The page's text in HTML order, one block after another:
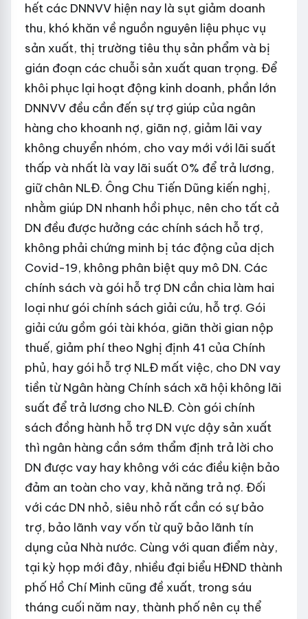
hết các DNNVV hiện nay là sụt giảm doanh
thu, khó khăn về nguồn nguyên liệu phục vụ
sản xuất, thị trường tiêu thụ sản phẩm và bị
gián đoạn các chuỗi sản xuất quan trọng. Để
khôi phục lại hoạt động kinh doanh, phần lớn
DNNVV đều cần đến sự trợ giúp của ngân
hàng cho khoanh nợ, giãn nợ, giảm lãi vay
không chuyển nhóm, cho vay mới với lãi suất
thấp và nhất là vay lãi suất 0% để trả lương,
giữ chân NLĐ. Ông Chu Tiến Dũng kiến nghị,
nhằm giúp DN nhanh hồi phục, nên cho tất cả
DN đều được hưởng các chính sách hỗ trợ,
không phải chứng minh bị tác động của dịch
Covid-19, không phân biệt quy mô DN. Các
chính sách và gói hỗ trợ DN cần chia làm hai
loại như gói chính sách giải cứu, hỗ trợ. Gói
giải cứu gồm gói tài khóa, giãn thời gian nộp
thuế, giảm phí theo Nghị định 41 của Chính
phủ, hay gói hỗ trợ NLĐ mất việc, cho DN vay
tiền từ Ngân hàng Chính sách xã hội không lãi
suất để trả lương cho NLĐ. Còn gói chính
sách đồng hành hỗ trợ DN vực dậy sản xuất
thì ngân hàng cần sớm thẩm định trả lời cho
DN được vay hay không với các điều kiện bảo
đảm an toàn cho vay, khả năng trả nợ. Đối
với các DN nhỏ, siêu nhỏ rất cần có sự bảo
trợ, bảo lãnh vay vốn từ quỹ bảo lãnh tín
dụng của Nhà nước. Cùng với quan điểm này,
tại kỳ họp mới đây, nhiều đại biểu HĐND thành
phố Hồ Chí Minh cũng đề xuất, trong sáu
tháng cuối năm nay, thành phố nên cụ thể